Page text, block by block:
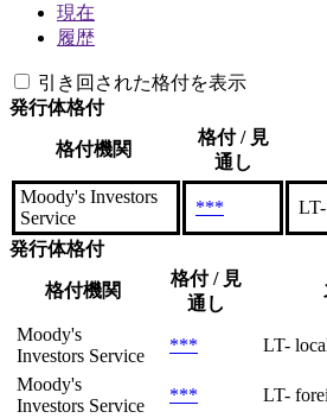
現在
履歴
引き回された格付を表示
発行体格付
格付機関
格付 / 見
通し
Moody's Investors
Service
***
発行体格付
格付機関
格付 / 見
通し
Moody's
Investors Service
*** LT-
Moody's
Investors Service
*** LT-